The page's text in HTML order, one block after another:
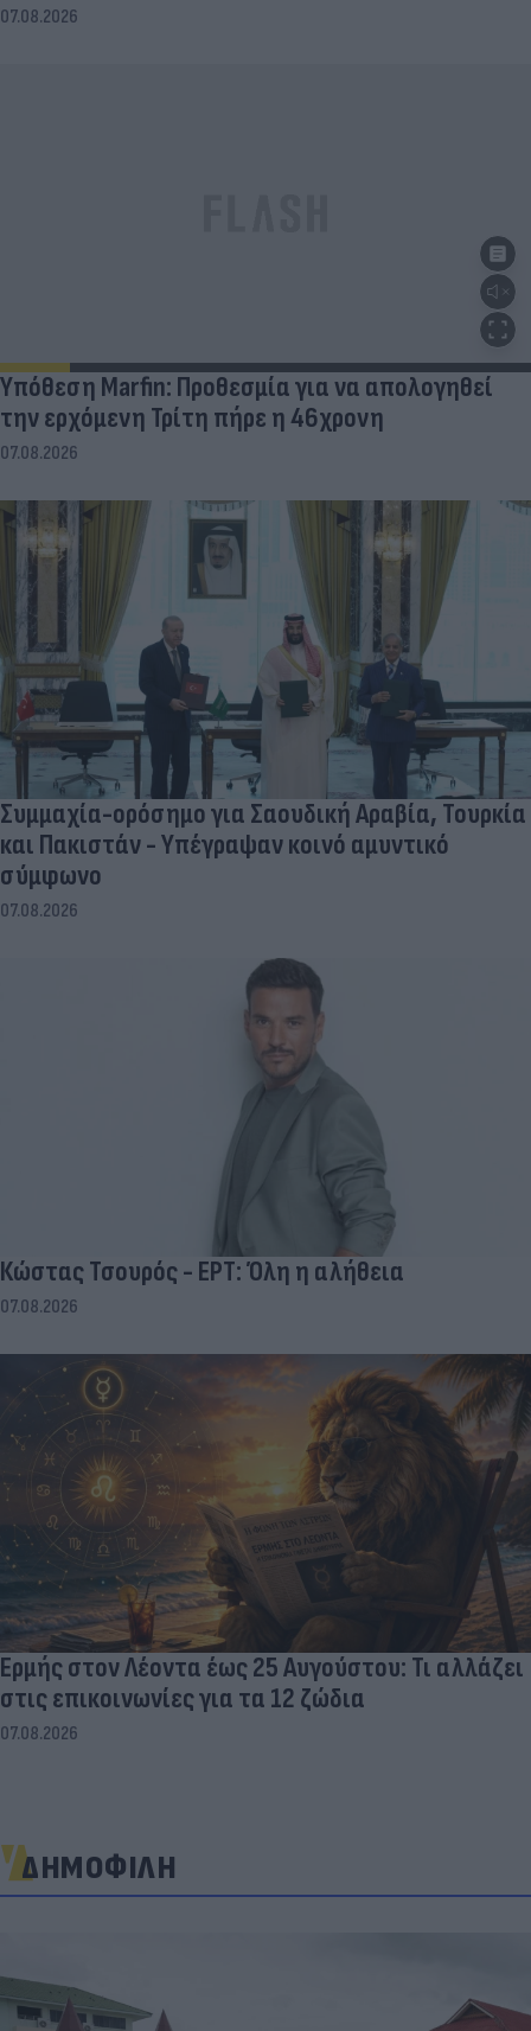
07.08.2026
Υπόθεση Marfin: Προθεσμία για να απολογηθεί
την ερχόμενη Τρίτη πήρε η 46χρονη
07.08.2026
Συμμαχία-ορόσημο για Σαουδική Αραβία, Τουρκία
και Πακιστάν - Υπέγραψαν κοινό αμυντικό
σύμφωνο
07.08.2026
Κώστας Τσουρός - ΕΡΤ: Όλη η αλήθεια
07.08.2026
Ερμής στον Λέοντα έως 25 Αυγούστου: Τι αλλάζει
στις επικοινωνίες για τα 12 ζώδια
07.08.2026
ΔΗΜΟΦΙΛΗ